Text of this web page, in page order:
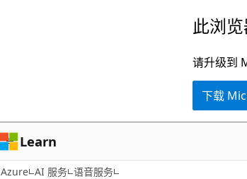
容
此浏览
请升级到
下载
Learn
Azure AI 服务 语音服务